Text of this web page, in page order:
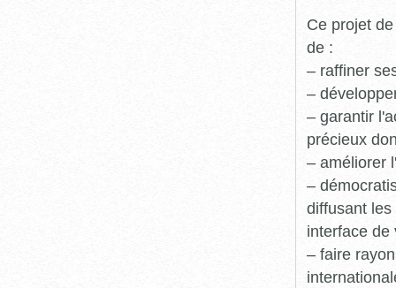
Ce projet
de :
– raffiner
–
– garantir
précieux
– améliorer
–
diffusant
interface de
– faire